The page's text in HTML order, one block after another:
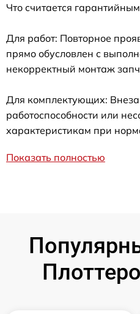
Что считается
Для работ: Повторное
прямо обусловлен с
некорректный монтаж
Для комплектующих:
работоспособности или
характеристикам при
Показать полностью